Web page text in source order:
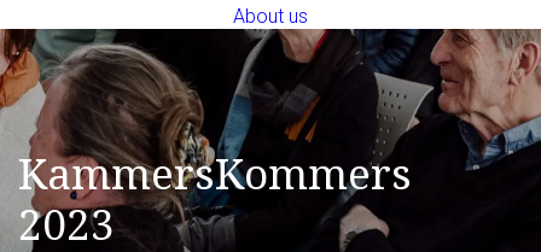
About us
KammersKommers
2023